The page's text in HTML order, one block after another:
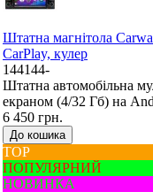
Штатна магнітола
CarPlay, кулер
144144-
Штатна автомобільна
екраном (4/32 Гб) на
6 450 грн.
До кошика
ТОР
ПОПУЛЯРНИЙ
НОВИНКА